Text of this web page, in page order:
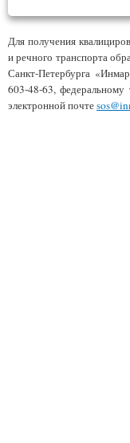
Для получения
и речного транспорта
Санкт-Петербурга
603-48-63,
электронной почте